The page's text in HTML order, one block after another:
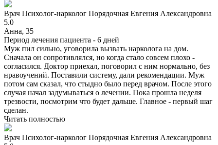
Врач Психолог-нарколог Порядочная Евгения Александровна
5.0
Анна, 35
Период лечения пациента - 6 дней
Муж пил сильно, уговорила вызвать нарколога на дом.
Сначала он сопротивлялся, но когда стало совсем плохо -
согласился. Доктор приехал, поговорил с ним нормально, без
нравоучений. Поставили систему, дали рекомендации. Муж
потом сам сказал, что стыдно было перед врачом. После этого
случая начал задумываться о лечении. Пока прошла неделя
трезвости, посмотрим что будет дальше. Главное - первый шаг
сделан.
Читать полностью
Врач Психолог-нарколог Порядочная Евгения Александровна